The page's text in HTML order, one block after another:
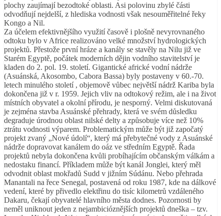
plochy zaujímají bezodtoké oblasti. Asi polovinu zbylé části
odvodňují nejdelší, z hlediska vodnosti však nesouměřitelné řeky
Kongo a Nil.
Za účelem efektivnějšího využití časově i plošně nevyrovnaného
odtoku bylo v Africe realizováno velké množství hydrologických
projektů. Přestože první hráze a kanály se stavěly na Nilu již ve
Starém Egyptě, počátek moderních dějin vodního stavitelství je
kladen do 2. pol. 19. století. Gigantické africké vodní nádrže
(Asuánská, Akosombo, Cabora Bassa) byly postaveny v 60.-70.
letech minulého století , objemově vůbec největší nádrž Kariba byla
dokončena již v r. 1959. Jejich vliv na odtokový režim, ale i na život
místních obyvatel a okolní přírodu, je nesporný. Velmi diskutovaná
je zejména stavba Asuánské přehrady, která ve svém důsledku
degraduje úrodnou oblast nilské delty a způsobuje více než 10%
ztrátu vodnosti výparem. Problematickým může být již započatý
projekt zvaný „Nové údolí“, který má přebytečné vody z Asuánské
nádrže dopravovat kanálem do oáz ve středním Egyptě. Řada
projektů nebyla dokončena kvůli probíhajícím občanským válkám a
nedostaku financí. Příkladem může být kanál Jonglei, který měl
odvodnit oblast mokřadů Sudd v jižním Súdánu. Nebo přehrada
Manantali na řece Senegal, postavená od roku 1987, kde na dálkové
vedení, které by přivedlo elektřinu do tisíc kilometrů vzdáleného
Dakaru, čekají obyvatelé hlavního města dodnes. Pozornosti by
neměl uniknout jeden z nejambicióznějších projektů dneška – tzv.